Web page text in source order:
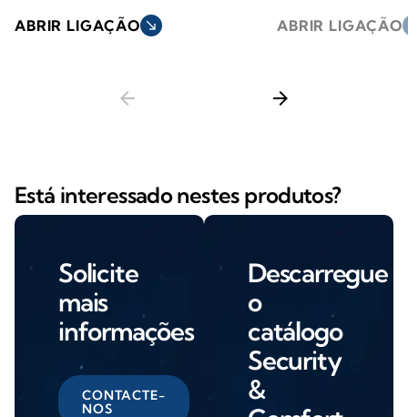
ABRIR LIGAÇÃO south_east ABRIR LIGAÇÃO
arrow_back arrow_forward
Está interessado nestes produtos?
Solicite
mais
informações
CONTACTE-
NOS
Descarregue
o
catálogo
Security
&